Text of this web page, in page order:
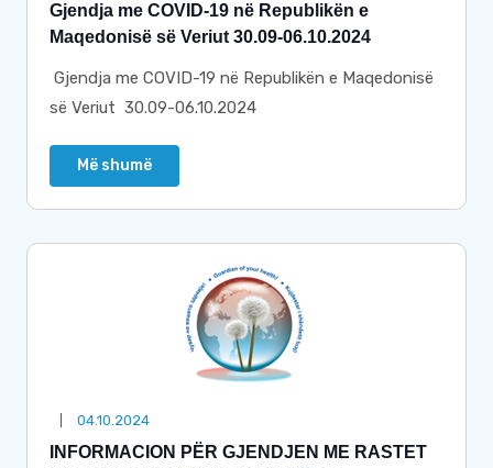
Gjendja me COVID-19 në Republikën e
Maqedonisë së Veriut 30.09-06.10.2024
Gjendja me COVID-19 në Republikën e Maqedonisë
së Veriut 30.09-06.10.2024
Më shumë
04.10.2024
INFORMACION PËR GJENDJEN ME RASTET